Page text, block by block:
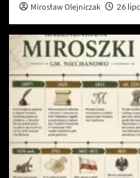
Mirosław Olejniczak 26